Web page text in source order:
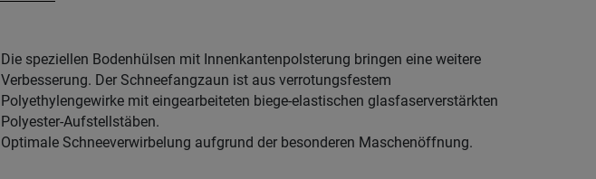
Die speziellen Bodenhülsen mit Innenkantenpolsterung bringen eine weitere
Verbesserung. Der Schneefangzaun ist aus verrotungsfestem
Polyethylengewirke mit eingearbeiteten biege-elastischen glasfaserverstärkten
Polyester-Aufstellstäben.
Optimale Schneeverwirbelung aufgrund der besonderen Maschenöffnung.